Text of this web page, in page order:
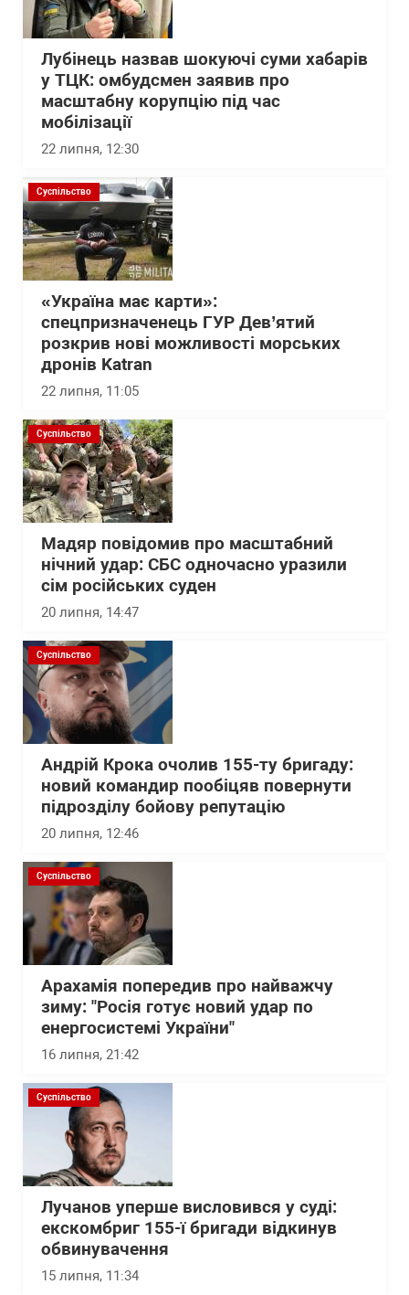
Лубінець назвав шокуючі суми хабарів
у ТЦК: омбудсмен заявив про
масштабну корупцію під час
мобілізації
22 липня, 12:30
Суспільство
«Україна має карти»:
спецпризначенець ГУР Дев’ятий
розкрив нові можливості морських
дронів Katran
22 липня, 11:05
Суспільство
Мадяр повідомив про масштабний
нічний удар: СБС одночасно уразили
сім російських суден
20 липня, 14:47
Суспільство
Андрій Крока очолив 155-ту бригаду:
новий командир пообіцяв повернути
підрозділу бойову репутацію
20 липня, 12:46
Суспільство
Арахамія попередив про найважчу
зиму: "Росія готує новий удар по
енергосистемі України"
16 липня, 21:42
Суспільство
Лучанов уперше висловився у суді:
екскомбриг 155-ї бригади відкинув
обвинувачення
15 липня, 11:34